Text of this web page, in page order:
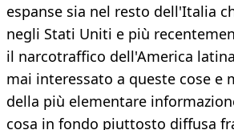
espanse sia nel resto dell'Italia
negli Stati Uniti e più
il narcotraffico dell'America
mai interessato a queste cose e
della più elementare
cosa in fondo piuttosto diffusa